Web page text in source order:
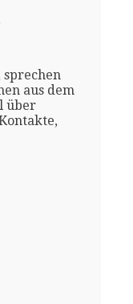
sprechen
aus dem
über